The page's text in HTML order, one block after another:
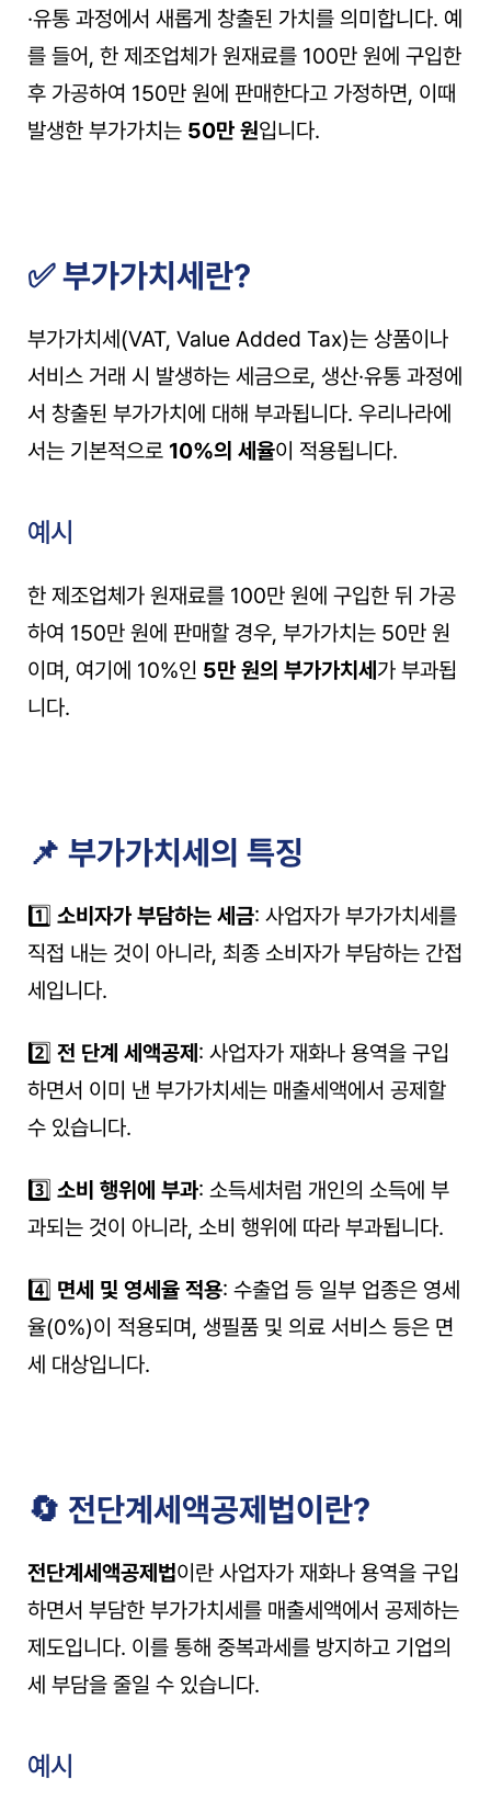
·유통 과정에서 새롭게 창출된 가치를 의미합니다. 예
를 들어, 한 제조업체가 원재료를 100만 원에 구입한
후 가공하여 150만 원에 판매한다고 가정하면, 이때
발생한 부가가치는 50만 원입니다.
✅ 부가가치세란?
부가가치세(VAT, Value Added Tax)는 상품이나
서비스 거래 시 발생하는 세금으로, 생산·유통 과정에
서 창출된 부가가치에 대해 부과됩니다. 우리나라에
서는 기본적으로 10%의 세율이 적용됩니다.
예시
한 제조업체가 원재료를 100만 원에 구입한 뒤 가공
하여 150만 원에 판매할 경우, 부가가치는 50만 원
이며, 여기에 10%인 5만 원의 부가가치세 가 부과됩
니다.
📌 부가가치세의 특징
1️⃣ 소비자가 부담하는 세금: 사업자가 부가가치세를
직접 내는 것이 아니라, 최종 소비자가 부담하는 간접
세입니다.
2️⃣ 전 단계 세액공제 : 사업자가 재화나 용역을 구입
하면서 이미 낸 부가가치세는 매출세액에서 공제할
수 있습니다.
3️⃣ 소비 행위에 부과: 소득세처럼 개인의 소득에 부
과되는 것이 아니라, 소비 행위에 따라 부과됩니다.
4️⃣ 면세 및 영세율 적용: 수출업 등 일부 업종은 영세
율(0%)이 적용되며, 생필품 및 의료 서비스 등은 면
세 대상입니다.
🔄 전단계세액공제법이란?
전단계세액공제법이란 사업자가 재화나 용역을 구입
하면서 부담한 부가가치세를 매출세액에서 공제하는
제도입니다. 이를 통해 중복과세를 방지하고 기업의
세 부담을 줄일 수 있습니다.
예시